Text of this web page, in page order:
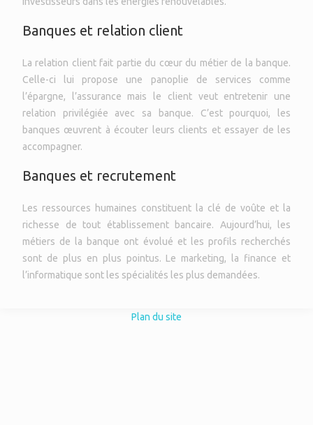
Banques et relation client
La relation client fait partie du cœur du métier de la banque.
Celle-ci lui propose une panoplie de services comme
l’épargne, l’assurance mais le client veut entretenir une
relation privilégiée avec sa banque. C’est pourquoi, les
banques œuvrent à écouter leurs clients et essayer de les
accompagner.
Banques et recrutement
Les ressources humaines constituent la clé de voûte et la
richesse de tout établissement bancaire. Aujourd’hui, les
métiers de la banque ont évolué et les profils recherchés
sont de plus en plus pointus. Le marketing, la finance et
l’informatique sont les spécialités les plus demandées.
Plan du site